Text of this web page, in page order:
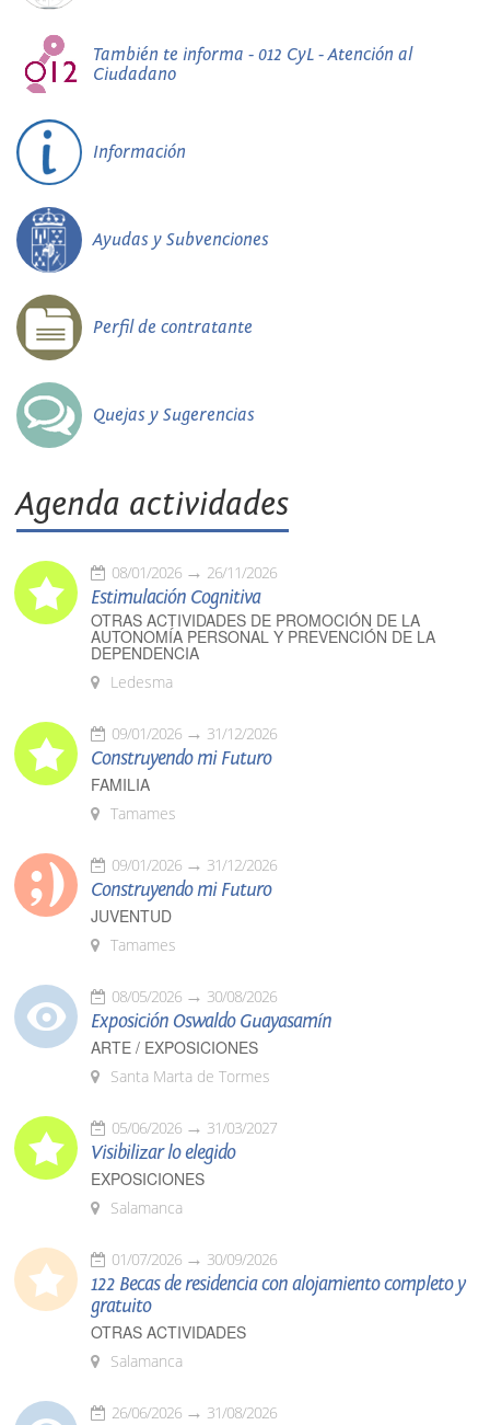
También te informa - 012 CyL - Atención al
Ciudadano
Información
Ayudas y Subvenciones
Perfil de contratante
Quejas y Sugerencias
Agenda actividades
08/01/2026 26/11/2026
Estimulación Cognitiva
OTRAS ACTIVIDADES DE PROMOCIÓN DE LA
AUTONOMÍA PERSONAL Y PREVENCIÓN DE LA
DEPENDENCIA
Ledesma
09/01/2026 31/12/2026
Construyendo mi Futuro
FAMILIA
Tamames
09/01/2026 31/12/2026
Construyendo mi Futuro
JUVENTUD
Tamames
08/05/2026 30/08/2026
Exposición Oswaldo Guayasamín
ARTE / EXPOSICIONES
Santa Marta de Tormes
05/06/2026 31/03/2027
Visibilizar lo elegido
EXPOSICIONES
Salamanca
01/07/2026 30/09/2026
122 Becas de residencia con alojamiento completo y
gratuito
OTRAS ACTIVIDADES
Salamanca
26/06/2026 31/08/2026